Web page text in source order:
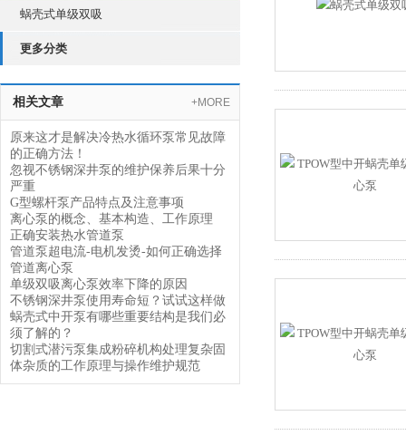
蜗壳式单级双吸
更多分类
相关文章 +MORE
原来这才是解决冷热水循环泵常见故障
的正确方法！
忽视不锈钢深井泵的维护保养后果十分
严重
G型螺杆泵产品特点及注意事项
离心泵的概念、基本构造、工作原理
正确安装热水管道泵
管道泵超电流-电机发烫-如何正确选择
管道离心泵
单级双吸离心泵效率下降的原因
不锈钢深井泵使用寿命短？试试这样做
蜗壳式中开泵有哪些重要结构是我们必
须了解的？
切割式潜污泵集成粉碎机构处理复杂固
体杂质的工作原理与操作维护规范